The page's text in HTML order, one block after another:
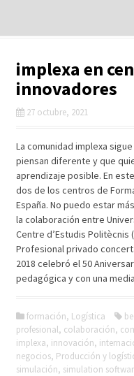
implexa en
innovadores
27 octubre, 2021
La comunidad implexa
piensan diferente y que
aprendizaje posible. En
dos de los centros de
España. No puedo estar
la colaboración entre
Centre d’Estudis Politècnis
Profesional privado
2018 celebró el 50
pedagógica y con una
formación, Logística
profesional, colaboración,
implexa, innovación,
negocios, Producción y
simulación, simulation